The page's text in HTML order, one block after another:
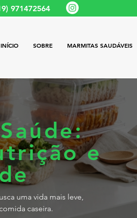
971472564
INÍCIO SOBRE MARMITAS SAUDÁVEIS
e
uma vida mais leve,
caseira.